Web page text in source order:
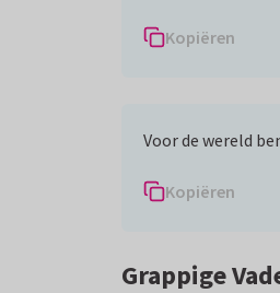
Kopiëren
Voor de wereld
Kopiëren
Grappige